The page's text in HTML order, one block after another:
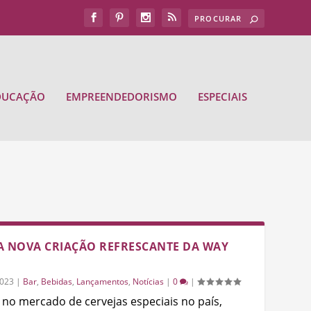
EMPREENDEDORISMO ESPECIAIS
CRIAÇÃO REFRESCANTE DA WAY
| Bar, Bebidas, Lançamentos, Notícias | 0 |
mercado de cervejas especiais no país,